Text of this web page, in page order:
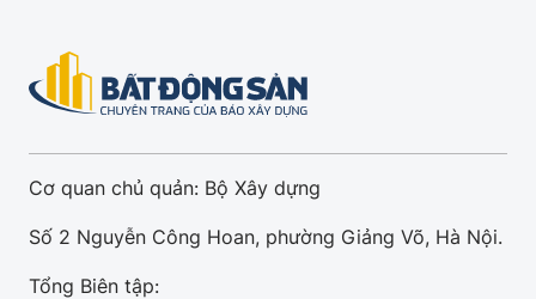
Cơ quan chủ quản: Bộ Xây dựng
Số 2 Nguyễn Công Hoan, phường Giảng Võ, Hà Nội.
Tổng Biên tập: